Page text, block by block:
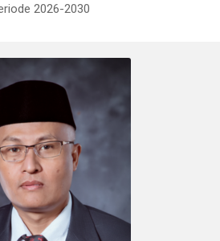
2026-2030